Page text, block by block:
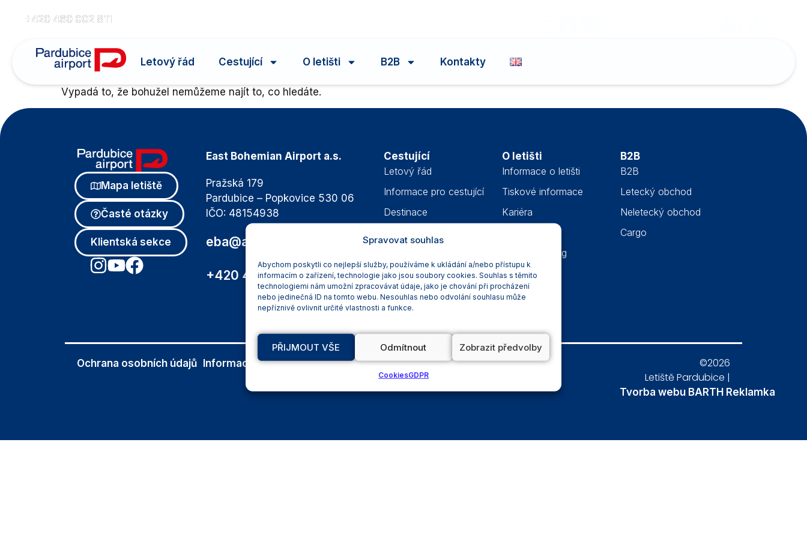
Spravovat souhlas
Abychom poskytli co nejlepší služby, používáme k ukládání a/nebo přístupu k
informacím o zařízení, technologie jako jsou soubory cookies. Souhlas s těmito
technologiemi nám umožní zpracovávat údaje, jako je chování při procházení
nebo jedinečná ID na tomto webu. Nesouhlas nebo odvolání souhlasu může
nepříznivě ovlivnit určité vlastnosti a funkce.
PŘIJMOUT VŠE Odmítnout Zobrazit předvolby
CookiesGDPR
+420 460 002 811
Letový řád Cestující O letišti B2B Kontakty
Vypadá to, že bohužel nemůžeme najít to, co hledáte.
Mapa letiště
Časté otázky
Klientská sekce
East Bohemian Airport a.s.
Pražská 179
Pardubice – Popkovice 530 06
IČO: 48154938
eba@airport-pardubice.cz
+420 460 002 811
Cestující
Letový řád
Informace pro cestující
Destinace
Asistenční služby
Aktuality
FAQ
O letišti
Informace o letišti
Tiskové informace
Kariéra
Whistleblowing
B2B
B2B
Letecký obchod
Neletecký obchod
Cargo
Ochrana osobních údajů Informace o cookies Prohlášení o
Pravidla užívání webu
©2026
Letiště Pardubice |
Tvorba webu BARTH Reklamka